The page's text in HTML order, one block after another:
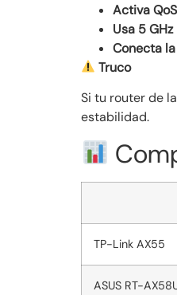
Activa
Usa 5
Conecta
Truco
Si tu router de
estabilidad.
TP-Link AX55
ASUS RT-